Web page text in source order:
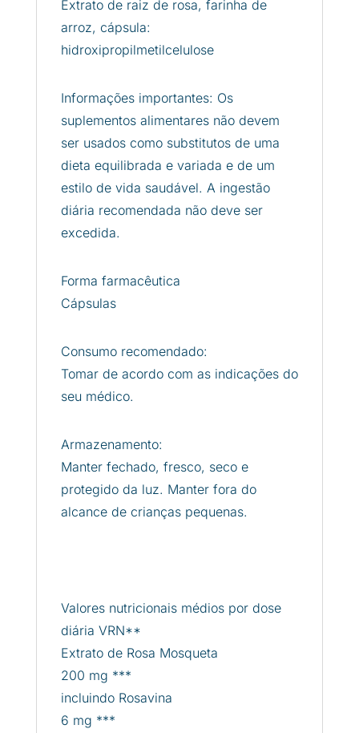
Extrato de raiz de rosa, farinha de
arroz, cápsula:
hidroxipropilmetilcelulose
Informações importantes: Os
suplementos alimentares não devem
ser usados ​​como substitutos de uma
dieta equilibrada e variada e de um
estilo de vida saudável. A ingestão
diária recomendada não deve ser
excedida.
Forma farmacêutica
Cápsulas
Consumo recomendado:
Tomar de acordo com as indicações do
seu médico.
Armazenamento:
Manter fechado, fresco, seco e
protegido da luz. Manter fora do
alcance de crianças pequenas.
Valores nutricionais médios por dose
diária VRN**
Extrato de Rosa Mosqueta
200 mg ***
incluindo Rosavina
6 mg ***